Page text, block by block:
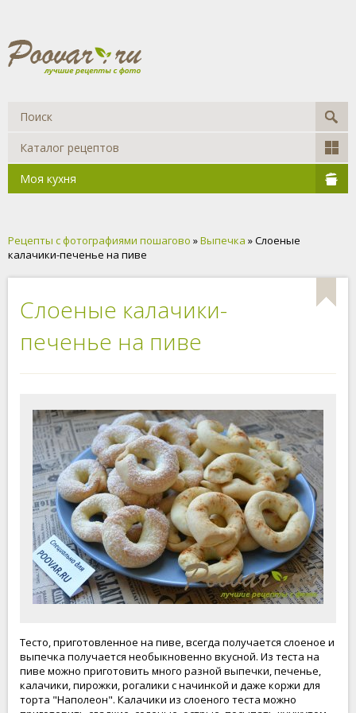
Каталог рецептов
Моя кухня
Рецепты с фотографиями пошагово »Выпечка » Слоеные
калачики-печенье на пиве
Слоеные калачики-
печенье на пиве
Тесто, приготовленное на пиве, всегда получается слоеное и
выпечка получается необыкновенно вкусной. Из теста на
пиве можно приготовить много разной выпечки, печенье,
калачики, пирожки, рогалики с начинкой и даже коржи для
торта "Наполеон". Калачики из слоеного теста можно